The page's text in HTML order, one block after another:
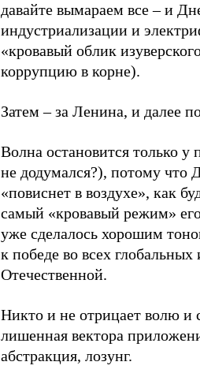
давайте вымараем все – и
индустриализации и
«кровавый облик
коррупцию в корне).
Затем – за Ленина, и далее
Волна остановится только
не додумался?), потому что
«повиснет в воздухе», как
самый «кровавый режим»
уже сделалось хорошим
к победе во всех
Отечественной.
Никто и не отрицает волю и
лишенная вектора
абстракция, лозунг.